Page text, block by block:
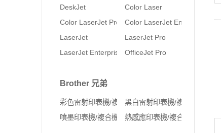
DeskJet
Color Laser
Color LaserJet Pro
Color LaserJet Enterprise
LaserJet
LaserJet Pro
LaserJet Enterprise
OfficeJet Pro
Brother 兄弟
彩色雷射印表機/複合機黑白雷射印表機/複合機
噴墨印表機/複合機
熱感應印表機/複合機